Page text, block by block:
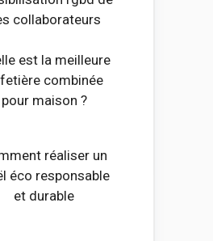
collaborateurs
est la meilleure
combinée
pour maison ?
réaliser un
éco responsable
et durable